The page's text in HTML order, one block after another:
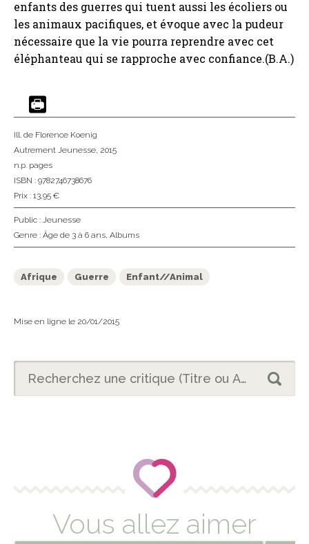
enfants des guerres qui tuent aussi les écoliers ou
les animaux pacifiques, et évoque avec la pudeur
nécessaire que la vie pourra reprendre avec cet
éléphanteau qui se rapproche avec confiance.(B.A.)
Ill. de Florence Koenig
Autrement Jeunesse, 2015
n.p. pages
ISBN : 9782746738676
Prix : 13,95 €
Public : Jeunesse
Genre : Âge de 3 à 6 ans, Albums
Afrique Guerre Enfant//Animal
Mise en ligne le 20/01/2015
Vous allez aimer